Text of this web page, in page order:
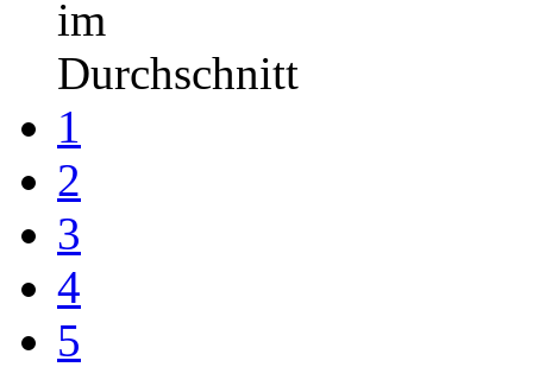
im
Durchschnitt
1
2
3
4
5